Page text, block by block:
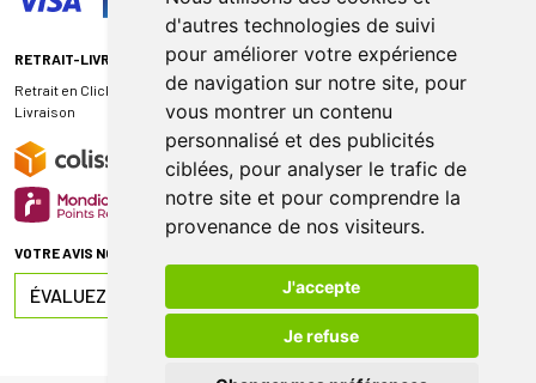
d'autres technologies de suivi
pour améliorer votre expérience
de navigation sur notre site, pour
vous montrer un contenu
personnalisé et des publicités
ciblées, pour analyser le trafic de
notre site et pour comprendre la
provenance de nos visiteurs.
J'accepte
Je refuse
RETRAIT-LIVRAISON
Retrait en Click & Collect
Livraison
VOTRE AVIS NOUS INTÉRESSE
ÉVALUEZ-NOUS SUR